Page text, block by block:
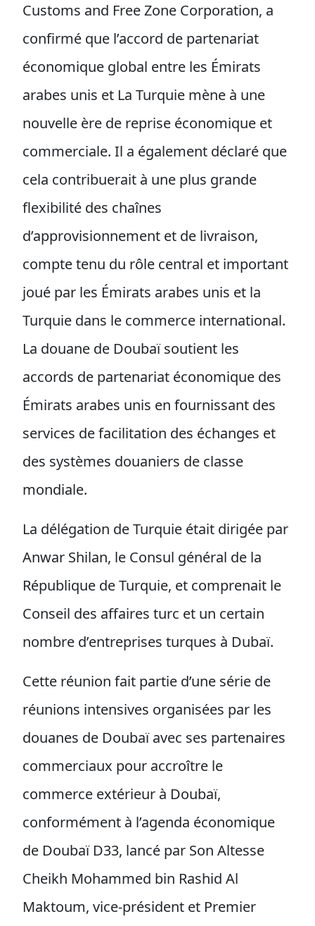
Customs and Free Zone Corporation, a
confirmé que l’accord de partenariat
économique global entre les Émirats
arabes unis et La Turquie mène à une
nouvelle ère de reprise économique et
commerciale. Il a également déclaré que
cela contribuerait à une plus grande
flexibilité des chaînes
d’approvisionnement et de livraison,
compte tenu du rôle central et important
joué par les Émirats arabes unis et la
Turquie dans le commerce international.
La douane de Doubaï soutient les
accords de partenariat économique des
Émirats arabes unis en fournissant des
services de facilitation des échanges et
des systèmes douaniers de classe
mondiale.
La délégation de Turquie était dirigée par
Anwar Shilan, le Consul général de la
République de Turquie, et comprenait le
Conseil des affaires turc et un certain
nombre d’entreprises turques à Dubaï.
Cette réunion fait partie d’une série de
réunions intensives organisées par les
douanes de Doubaï avec ses partenaires
commerciaux pour accroître le
commerce extérieur à Doubaï,
conformément à l’agenda économique
de Doubaï D33, lancé par Son Altesse
Cheikh Mohammed bin Rashid Al
Maktoum, vice-président et Premier